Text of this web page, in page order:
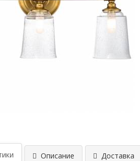
Описание Доставка